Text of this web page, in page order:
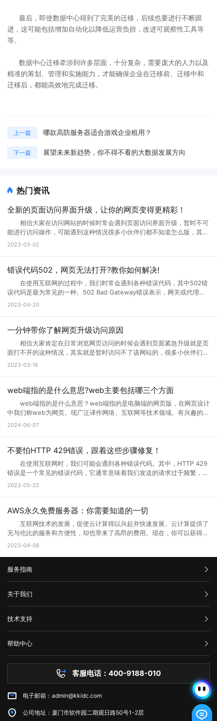
最后，即使数据中心得到了完美的迁移，后续也要进行不断跟
进，这可能包括增加自动化以降低运营负担，改进可观察性工具等
等。
数据中心迁移牵涉到许多层面，十分复杂，需要庞大的人力以及
精准的筹划、管理和实施能力，才能确保企业在迁移前、迁移中和
迁移后，都能高效地完成迁移。
上一篇 哪款高防服务器适合游戏企业租用？
下一篇 展望未来新趋势，你不得不看的大数据发展方向
热门资讯
全新的页面访问界面升级，让你的网页变得更精彩！
相信大家在访问网站的时候时常会遇到页面访问界面升级，暂时不可
能进行访问操作，可能遇到这种情况很多小伙伴们都不知道怎么版，其实
互联网网页在正常使用过程中是不会出现这种问题的。那么如果遇到页面
问页面，就是用户们正在访问的网页正在进行升级，暂时不可能进行访问
者们会通过升级访问提升网页的流畅度，让大家后续访问过程中更加顺
畅。这样上网就不会太卡了。 页面访问界面升级通知怎么设置出现页
面访问升级通知中，可以首先打开这个永久访问页面，然后点击升级按
钮，点击升级以后，网络就会自动的升级的，如果手机不会自动升级的
次，通过以上方式就可以打开需要访问的页面。 页面访问升级出
错? 有几个情况会导致这个现象出现： 1.你的网速过慢，网页代
码没有完全下载就运行了，导致不完整，当然就错误了。请刷新。 2.
器。 4.你的IE浏览器缓存出错，请右键点击桌面IE浏览器，选择属
性，在常规页面里，点击删除文件这个按钮，选择全部删除，并且点击删
分代码没有完全下载就提示浏览器完毕，导致错误。 你可以多刷新，或
者换一个网速比较好的时候访问(前提是这个网站是个大网站，不会出现
问题2) 6.qq空间目前在升级5.0版本，会出现一点小问题..请不用担
网站问题，也有可能只是网站正在升级，升级也是为了更好的保证用户访
问以及使用体验。当然也是为了安全性能，服务器软件功能会随着版本的
更新而提升。当现有的网站功能不能满足访问需求的时候也会及时升级提
2023-03-02
错误代码502，网页无法打开?教你如何解决!
在使用互联网的过程中，我们时常会遇到各种错误代码，其中502错
误代码是最为常见的一种。502 Bad Gateway错误表示，网关或代理服
务无法将请求发送到上游服务器。那么，错误代码502是什么意思?错误
到的响应无效或不完整。通常，这种情况发生在文件太大或处理速度太慢
被发送到它的代理服务器。如果代理服务器在尝试访问网站时无法从上游
服务器获取完整的响应，则会生成502错误代码。 502错误代码通常
是由代理服务器、网关或负载均衡器等设备导致的，而不是由您的计算机
或网络连接引起的。这意味着您只能为自己的网络连接做些有限的调整，
游服务器返回的响应无效或不完整 当请求通过代理服务器到达上游服
务器时，服务器有时会出现响应故障。这可能是因为服务器正在忙于处理
请求，或者因为出现其他问题造成了响应不完整。如果代理服务器无法从
未正确配置，则会导致出现502错误。如果代理服务器或网关未得到正确
配置，将无法正常地从上游服务器获取响应。 3、网络连接问题
果您的互联网连接出现问题或受到网络中断的干扰，则可能导致您的请求
无法成功连接到代理服务器或网关，这会导致错误代码502的出现。
三、如何解决错误代码502 1、刷新页面 首先尝试刷新网页。因
您的网络连接是否正常。您可以尝试与其他网站进行通信，以确定问题是
否出现在本地网络连接中。如果您的其他网站可以工作，但一个特定的网
站不起作用，那么很可能是这个网站出现了502错误。 3、清除浏览
使用其他网络连接 尝试切换到其他网络连接，例如在使用Wi-Fi时尝
试使用移动数据。通过使用其他网络连接，您可以确定是否存在网络连接
需要联系网站管理员寻求帮助。他们可以告诉您更多关于错误代码502的
信息，并提供解决方法。 在互联网时代，我们经常会遇到502错误代
码。这意味着请求未能正确连接到上游服务器，通常是由代理服务器、网
关或网络连接问题引起的。为了解决这个问题，我们可以尝试刷新网页、
检查网络连接、清除浏览器缓存、暂时使用其他网络连接或联系网站管理
员。希望本文能帮助您了解并解决错误代码502问题。
2023-04-20
一分钟带你了解网页升级访问原因
相信大家肯定在日常浏览网页访问的时候会遇到页面紧急升级就是页
面打不开的这种情况，其实就是暂时访问不了该网站的，很多小伙伴们搞
不清楚网页升级访问是什么意思，也不知道网页升级访问原因?其实这种
小编一起来详细了解下吧! 网页升级访问是什么意思? 所谓的网页
问等操作，一般来说互联网的网页使用过程中会出现各种问题的，网页建
设者们会通过升级访问提升网页的流畅度，让大家后续访问过程中更加顺
畅。 网页升级访问升级原因 1、 每个网站的站长都是希望把自己
的网站做大做强的，当网站的流量高了以后网站的后台服务器可能无法接
问网站。 2、 网站营运一段时间后，由于网络技术的发展以及网络服
务器环境的改变，原网页可能出现兼容性、功能与用户体验上的缺陷，为
了更长远的发展就需要升级访问页面了。 3、 现在的网络发展很快，
对于网站优化：网站进行META标记优化,W3C标准优化,搜索引擎优化等
合理优化操作，使网站在页面的布局、结构与内容方面都对用户与搜索引
站的安全与维护：页面安全方面的升级能有效的防止黑客入侵，造成网站
破坏，数据损坏，商业机密泄露，客户资料丢失等损失;页面升级对于内
容更新调整，网页X信息清理，网络速度提升等网站维护操作;定期检查企
数据被误删或遭病毒感染、黑客破坏后，通过技术手段尽力抢救，争取恢
复。 以上就是关于页面升级访问的原因以及解决方法全部内容，其实
很多网站都是需要升级优化的，为了的就是可以满足各种用户的需求，也
务器无法接纳新用户访问的时候，更需要及时进行页面访问升级，希望本
2023-03-16
web端指的是什么意思?web主要包括哪三个方面
web端指的是什么意思？web端指的是电脑端的网页版，在网页设计
中我们称web为网页。现广泛译作网络、互联网等技术领域。有兴趣的小
伙伴赶紧跟着小编一起学习下。 web端指的是什么意思？ “Web
各种类型的应用程序或服务，包括网页应用、在线商店、社交媒体平台、
Google Chrome、Mozilla Firefox、Microsoft Edge等）在用户的计算
机或移动设备上运行。Web端的优势之一是它的跨平台性，因为用户只需
要一个支持Web浏览器的设备即可访问和使用。 这意味着无论是在桌
面电脑、笔记本电脑、平板电脑还是智能手机上，只需打开浏览器并输入
本地应用程序，Web端的应用程序不需要在用户设备上安装，而是通过互
联网直接提供服务。这使得Web端应用程序的更新和维护更加方便，用户
可以享受到实时的功能更新和改进。 web主要包括哪三个方面？
构：指的是网页的骨架，即HTML代码，它定义了网页的基本结构和内
即CSS（级联样式表）的使用。CSS用于控制网页的布局、颜色、字体等
视觉效果，使网页看起来更加美观和吸引人。 行为：指的是网页与用
户交互的方式，即JavaScript的使用。JavaScript是一种脚本语言，它允
许网页对用户的操作做出响应，如点击按钮、滚动页面等，从而提供更加
丰富的交互体验。 这三个方面相互依赖，共同决定了Web的外观、功
能和用户体验。 web端指的是什么意思？看完文章就能清楚知道了，
2024-06-07
不要怕HTTP 429错误，跟着这些步骤修复！
在使用互联网时，我们可能会遇到各种错误代码。其中，HTTP 429
错误是一个常见的错误代码，它通常意味着我们发送的请求过于频繁，服
务器无法响应。那么你知道什么是HTTP 429错误?HTTP 429错误如何修
户端发送的请求次数过于频繁。这种错误通常发生在需要进行频繁请求的
返回一个状态码，用于表示请求的结果。HTTP 429错误对应的状态码是
429。当客户端发送的请求超过服务器限制时，服务器就会返回这个状态
码。 二、为什么会出现HTTP 429错误? HTTP 429错误通常是由
以下原因造成的： 1. 请求过于频繁：当客户端发送的请求过于频繁
时，服务器无法处理这么多请求，就会返回HTTP 429错误。 2. 服务
器限制：有些服务器为了防止恶意攻击，会设置一些限制，例如每秒钟只
允许发送一定数量的请求。如果客户端发送的请求超过了这个限制，服务
器就会返回HTTP 429错误。 3. 网络不稳定：如果网络不稳定，客户
取以下一些方法来修复： 1. 增加请求间隔时间：当客户端发送的请求
过于频繁时，可以增加请求间隔时间，减少请求的数量。 2. 减少请
量，以满足服务器的限制要求。 3. 检查API调用的频率：如果HTTP
429错误发生在API调用中，我们可以检查API调用的频率，是否超出了
API提供商的限制。 4. 检查网络连接：如果HTTP 429错误是由网络
不稳定引起的，我们可以检查网络连接是否正常，是否存在延迟或丢包现
象。 5. 使用CDN服务：CDN即内容分发网络，可以缓存静态资源，
减少请求次数，提高请求速度和稳定性。 6. 联系服务器管理员：如
果HTTP 429错误仍无法解决，我们可以联系服务器管理员，让其检查服
务器设置是否存在问题。 HTTP 429错误通常是由请求过于频繁、服
2023-05-22
AWS永久免费服务器：你需要知道的一切
互联网技术的发展，促使云计算得以兴起并快速发展。云计算提供了
无与伦比的服务和方便性，却也带来了高昂的费用。现在，你可以获得一
些AWS永久免费服务器，使你能够在开发和测试新的应用程序时节省不少
Web Services)是亚马逊提供的一种基于云平台的服务。AWS永久免费计
计算服务。免费计划提供750个小时的EC2实例。 2. Amazon S3：
在AWS上创建和管理存储桶，对于不超过5GB的数据存储和处理是免费
的。 3. AWS Lambda：以事件驱动的方式在云中运行代码，免费计
计划提供每月25个WCU和25个RCU。 5. Amazon Glacier：用于非
免费的。 6. Amazon CloudFront：AWS的全球内容分发网络
(CDN)，免费计划为每个月50GB的数据传输提供免费流量。 7.
Amazon Machine Learning：一种基于云的机器学习服务，在免费计划
中提供每月10,000个批处理预测。 8. Amazon RDS：AWS的关系型
数据库服务，免费计划实例持续使用750小时，每月获得20GB的备份存
储和10万条I/O请求数。 9. Amazon SES：简单邮件服务，用于发送
和接收电子邮件，AWS SES在免费计划中提供每月62,000封电子邮件发
2023-04-08
服务指南
汇款信息
购买流程
服务条款
关于我们
公司介绍
举报中心
隐私声明
技术支持
网站备案
技术文档
帮助中心
服务器问题
市场资讯
客服电话：400-9188-010
电子邮箱：admin@kkidc.com
公司地址：厦门市软件园二期观日路50号1-2层